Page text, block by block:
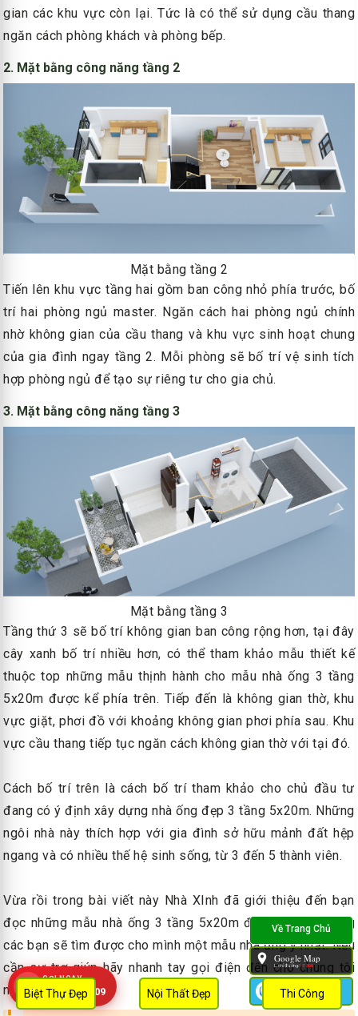
gian các khu vực còn lại. Tức là có thể sử dụng cầu thang
ngăn cách phòng khách và phòng bếp.
2. Mặt bằng công năng tầng 2
Mặt bằng tầng 2
Tiến lên khu vực tầng hai gồm ban công nhỏ phía trước, bố
trí hai phòng ngủ master. Ngăn cách hai phòng ngủ chính
nhờ không gian của cầu thang và khu vực sinh hoạt chung
của gia đình ngay tầng 2. Mỗi phòng sẽ bố trí vệ sinh tích
hợp phòng ngủ để tạo sự riêng tư cho gia chủ.
3. Mặt bằng công năng tầng 3
Mặt bằng tầng 3
Tầng thứ 3 sẽ bố trí không gian ban công rộng hơn, tại đây
cây xanh bố trí nhiều hơn, có thể tham khảo mẫu thiết kế
thuộc top những mẫu thịnh hành cho mẫu nhà ống 3 tầng
5x20m được kể phía trên. Tiếp đến là không gian thờ, khu
vực giặt, phơi đồ với khoảng không gian phơi phía sau. Khu
vực cầu thang tiếp tục ngăn cách không gian thờ với tại đó.
Cách bố trí trên là cách bố trí tham khảo cho chủ đầu tư
đang có ý định xây dựng nhà ống đẹp 3 tầng 5x20m. Những
ngôi nhà này thích hợp với gia đình sở hữu mảnh đất hệp
ngang và có nhiều thế hệ sinh sống, từ 3 đến 5 thành viên.
Vừa rồi trong bài viết này Nhà XInh đã giới thiệu đến bạn
đọc những mẫu nhà ống 3 tầng 5x20m đẹp nhất. Hy vọng
các bạn sẽ tìm được cho mình một mẫu nhà ưng ý nhất. Nếu
cần sự trợ giúp hãy nhanh tay gọi điện đến cho chúng tôi
nhé!Biệt Thự Đẹp Nội Thất Đẹp Thi Công
Google Map
L.chỉ đường:141366
Zalo
GỌI NGAY
0909 452 109